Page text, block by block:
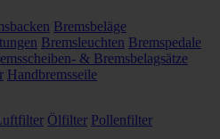
Bremsbeläge
Bremsleuchten Bremspedale
& Bremsbelagsätze
Handbremsseile
Ölfilter Pollenfilter